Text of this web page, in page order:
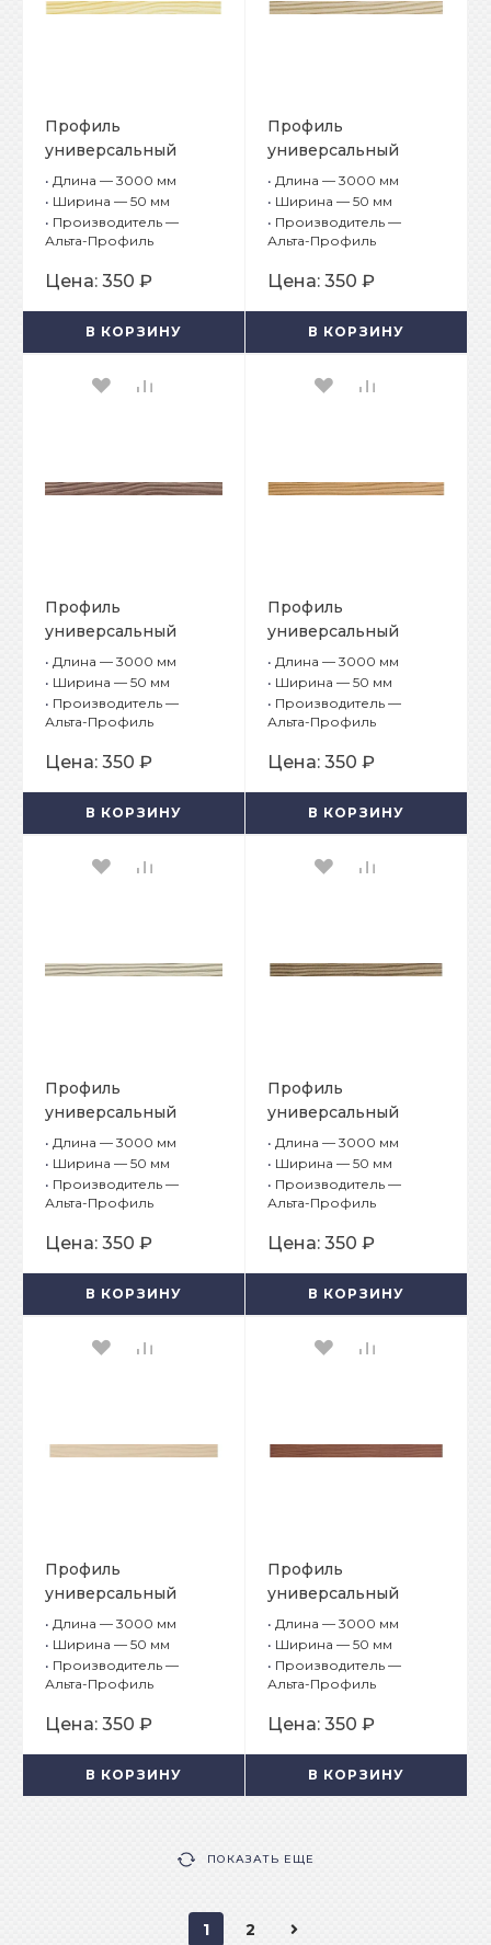
Профиль
универсальный
Альта-Борд Тимбер
ВС-50 Сосна
• Длина — 3000 мм
• Ширина — 50 мм
• Производитель —
Альта-Профиль
Цена: 350 ₽
В КОРЗИНУ
Профиль
универсальный
Альта-Борд Тимбер
ВС-50 Липа
• Длина — 3000 мм
• Ширина — 50 мм
• Производитель —
Альта-Профиль
Цена: 350 ₽
В КОРЗИНУ
Профиль
универсальный
Альта-Борд Тимбер
ВС-50 Мербау
• Длина — 3000 мм
• Ширина — 50 мм
• Производитель —
Альта-Профиль
Цена: 350 ₽
В КОРЗИНУ
Профиль
универсальный
Альта-Борд Тимбер
ВС-50 Кедр
• Длина — 3000 мм
• Ширина — 50 мм
• Производитель —
Альта-Профиль
Цена: 350 ₽
В КОРЗИНУ
Профиль
универсальный
Альта-Борд Тимбер
ВС-50 Клён
• Длина — 3000 мм
• Ширина — 50 мм
• Производитель —
Альта-Профиль
Цена: 350 ₽
В КОРЗИНУ
Профиль
универсальный
Альта-Борд Тимбер
ВС-50 Дуб
• Длина — 3000 мм
• Ширина — 50 мм
• Производитель —
Альта-Профиль
Цена: 350 ₽
В КОРЗИНУ
Профиль
универсальный
Альта-Борд Тимбер
Про ВС-50 Тик
• Длина — 3000 мм
• Ширина — 50 мм
• Производитель —
Альта-Профиль
Цена: 350 ₽
В КОРЗИНУ
Профиль
универсальный
Альта-Борд Тимбер
Про ВС-50 Платан
• Длина — 3000 мм
• Ширина — 50 мм
• Производитель —
Альта-Профиль
Цена: 350 ₽
В КОРЗИНУ
ПОКАЗАТЬ ЕЩЕ
1 2